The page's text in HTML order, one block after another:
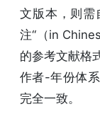
文版本，则需
注“（in
的参考文献格
作者-年份体
完全一致。